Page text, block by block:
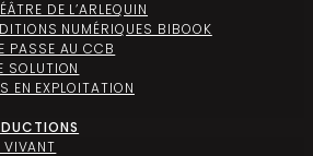
DE L’ARLEQUIN
NUMÉRIQUES BIBOOK
PASSE AU CCB
SOLUTION
EN EXPLOITATION
VIVANT